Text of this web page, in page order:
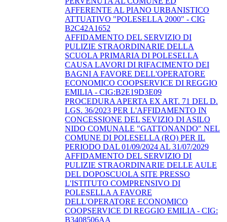
AFFERENTE AL PIANO URBANISTICO
ATTUATIVO "POLESELLA 2000" - CIG
B2C42A1652
AFFIDAMENTO DEL SERVIZIO DI
PULIZIE STRAORDINARIE DELLA
SCUOLA PRIMARIA DI POLESELLA
CAUSA LAVORI DI RIFACIMENTO DEI
BAGNI A FAVORE DELL'OPERATORE
ECONOMICO COOPSERVICE DI REGGIO
EMILIA - CIG:B2E19D3E09
PROCEDURA APERTA EX ART. 71 DEL D.
LGS. 36/2023 PER L'AFFIDAMENTO IN
CONCESSIONE DEL SEVIZIO DI ASILO
NIDO COMUNALE "GATTONANDO" NEL
COMUNE DI POLESELLA (RO) PER IL
PERIODO DAL 01/09/2024 AL 31/07/2029
AFFIDAMENTO DEL SERVIZIO DI
PULIZIE STRAORDINARIE DELLE AULE
DEL DOPOSCUOLA SITE PRESSO
L'ISTITUTO COMPRENSIVO DI
POLESELLA A FAVORE
DELL'OPERATORE ECONOMICO
COOPSERVICE DI REGGIO EMILIA - CIG:
B3408506AA